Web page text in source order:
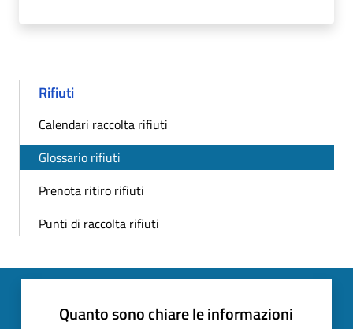
Rifiuti
Calendari raccolta rifiuti
Glossario rifiuti
Prenota ritiro rifiuti
Punti di raccolta rifiuti
Quanto sono chiare le informazioni